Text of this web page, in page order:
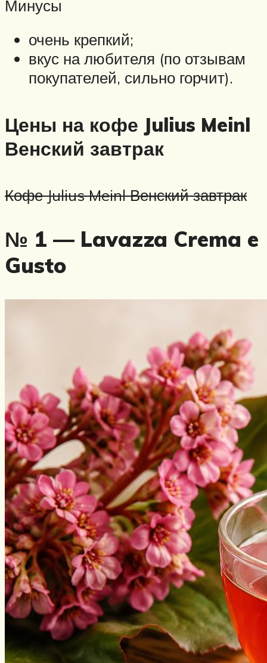
Минусы
очень крепкий;
вкус на любителя (по отзывам
покупателей, сильно горчит).
Цены на кофе Julius Meinl
Венский завтрак
Кофе Julius Meinl Венский завтрак
№ 1 — Lavazza Crema e
Gusto